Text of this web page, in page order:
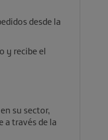
desde la
y recibe el
su sector,
a través de la